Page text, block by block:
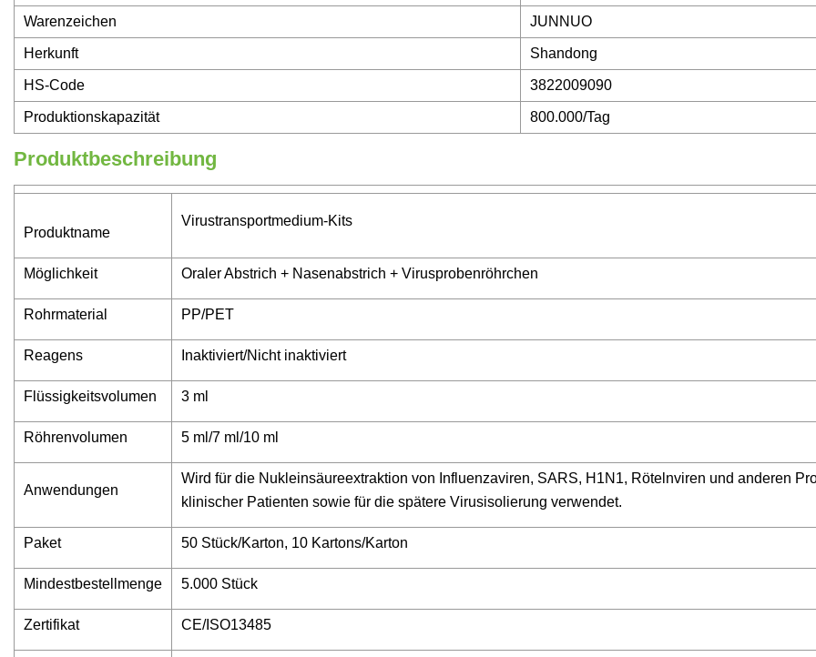
Warenzeichen JUNNUO
Herkunft Shandong
HS-Code 3822009090
Produktionskapazität 800.000/Tag
Produktbeschreibung
Produktname
Virustransportmedium-Kits
Möglichkeit Oraler Abstrich + Nasenabstrich + Virusprobenröhrchen
Rohrmaterial PP/PET
Reagens Inaktiviert/Nicht inaktiviert
Flüssigkeitsvolumen 3 ml
Röhrenvolumen 5 ml/7 ml/10 ml
Anwendungen
Wird für die Nukleinsäureextraktion von Influenzaviren, SARS, H1N1, Rötelnviren und anderen
klinischer Patienten sowie für die spätere Virusisolierung verwendet.
Paket 50 Stück/Karton, 10 Kartons/Karton
Mindestbestellmenge 5.000 Stück
Zertifikat CE/ISO13485